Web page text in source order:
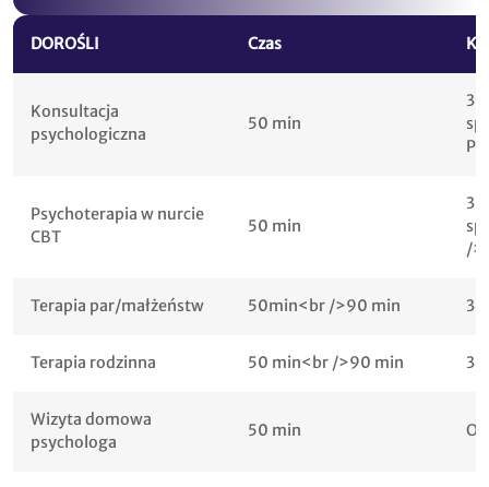
DOROŚLI Czas
Konsultacja
psychologiczna
50 min
Psychoterapia w nurcie
CBT
50 min
/>
Terapia par/małżeństw 50min<br />90 min
Terapia rodzinna 50 min<br />90 min
Wizyta domowa
psychologa
50 min